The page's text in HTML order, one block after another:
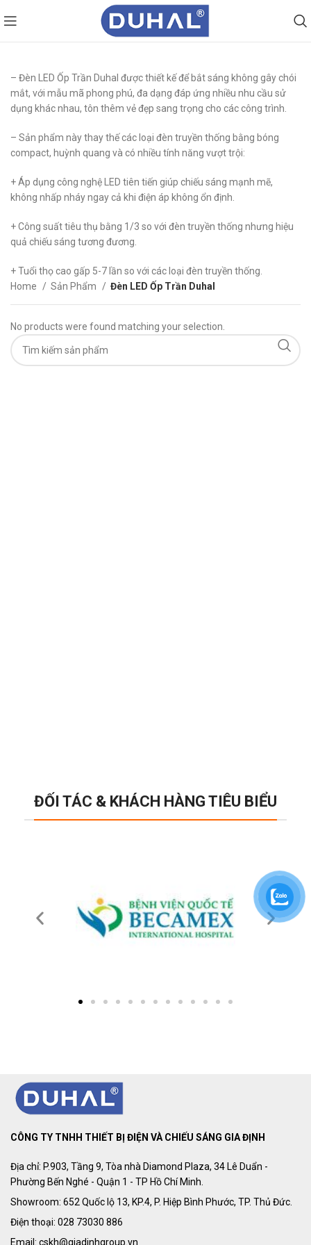
– Đèn LED Ốp Trần Duhal được thiết kế để bắt sáng không gây chói
mắt, với mẫu mã phong phú, đa dạng đáp ứng nhiều nhu cầu sử
dụng khác nhau, tôn thêm vẻ đẹp sang trọng cho các công trình.
– Sản phẩm này thay thế các loại đèn truyền thống bằng bóng
compact, huỳnh quang và có nhiều tính năng vượt trội:
+ Áp dụng công nghệ LED tiên tiến giúp chiếu sáng mạnh mẽ,
không nhấp nháy ngay cả khi điện áp không ổn định.
+ Công suất tiêu thụ bằng 1/3 so với đèn truyền thống nhưng hiệu
quả chiếu sáng tương đương.
+ Tuổi thọ cao gấp 5-7 lần so với các loại đèn truyền thống.
Home
Sản Phẩm Đèn LED Ốp Trần Duhal
No products were found matching your selection.
ĐỐI TÁC & KHÁCH HÀNG TIÊU BIỂU
CÔNG TY TNHH THIẾT BỊ ĐIỆN VÀ CHIẾU SÁNG GIA ĐỊNH
Địa chỉ: P.903, Tầng 9, Tòa nhà Diamond Plaza, 34 Lê Duẩn -
Phường Bến Nghé - Quận 1 - TP Hồ Chí Minh.
Showroom: 652 Quốc lộ 13, KP.4, P. Hiệp Bình Phước, TP. Thủ Đức.
Điện thoại: 028 73030 886
Email: cskh@giadinhgroup.vn